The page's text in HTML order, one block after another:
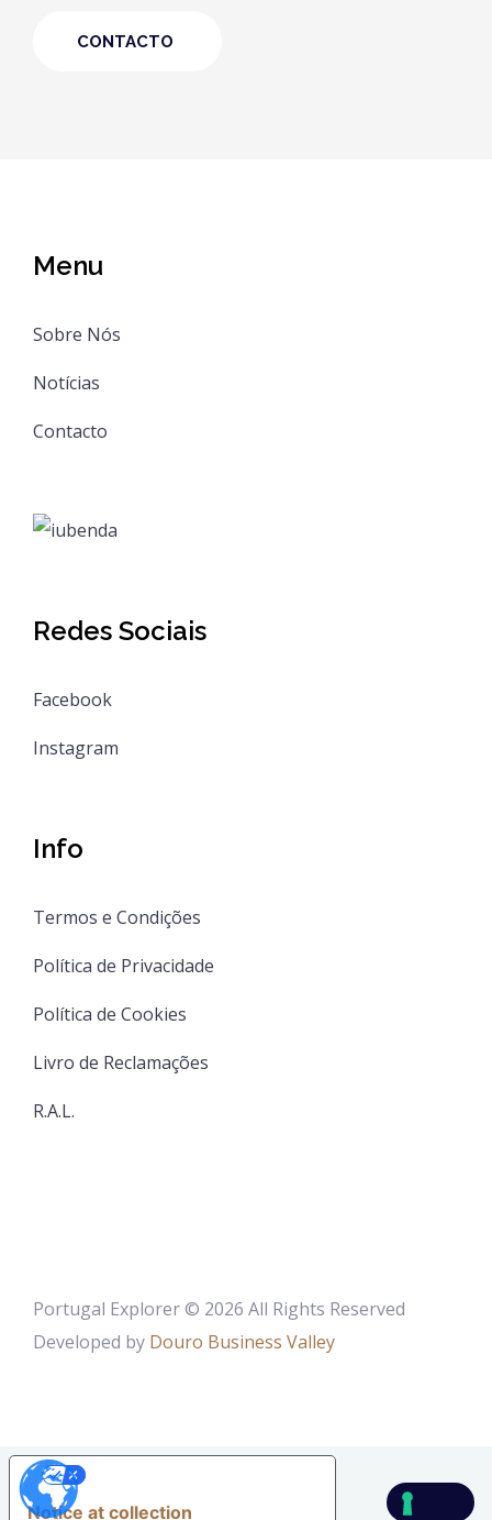
Menu
Sobre Nós
Notícias
Contacto
Redes Sociais
Facebook
Instagram
Info
Termos e Condições
Política de Privacidade
Política de Cookies
Livro de Reclamações
R.A.L.
Portugal Explorer © 2026 All Rights Reserved
Developed by Douro Business Valley
CONTACTO
Notice at collection
YOUR PRIVACY CHOICES